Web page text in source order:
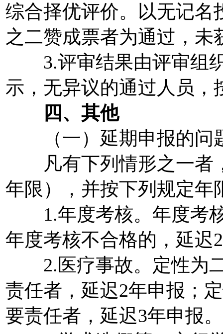
综合择优评价。以无记名
之二赞成票者为通过，未
3.评审结果由评审组织
示，无异议的通过人员，
四、其他
（一）延期申报的问
凡有下列情形之一者
年限），并按下列规定年
1.年度考核。年度考核
年度考核不合格的，延迟
2.医疗事故。定性为二
责任者，延迟2年申报；
要责任者，延迟3年申报。